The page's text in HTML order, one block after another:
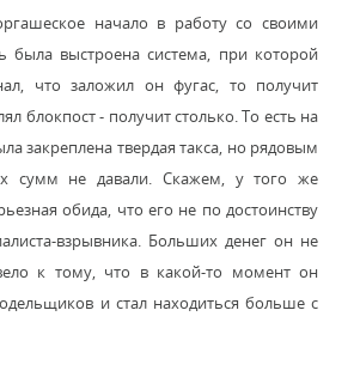
начало в работу со своими
была выстроена система, при которой
что заложил он фугас, то получит
блокпост - получит столько. То есть на
закреплена твердая такса, но рядовым
сумм не давали. Скажем, у того же
обида, что его не по достоинству
взрывника. Больших денег он не
к тому, что в какой-то момент он
и стал находиться больше с